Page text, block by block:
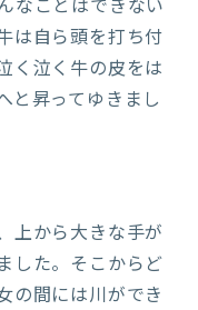
なことはできない
は自ら頭を打ち付
く泣く牛の皮をは
と昇ってゆきまし
上から大きな手が
した。そこからど
の間には川ができ